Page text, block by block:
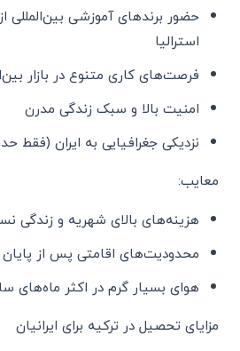
حضور برندهای آموزشی بین‌المللی از
استرالیا
فرصت‌های کاری متنوع در بازار
امنیت بالا و سبک زندگی مدرن
نزدیکی جغرافیایی به ایران (فقط حدود ۲ ساعت
معایب:
هزینه‌های بالای شهریه و زندگی
محدودیت‌های اقامتی پس از
هوای بسیار گرم در اکثر ماه‌های
مزایای تحصیل در ترکیه برای ایرانیان